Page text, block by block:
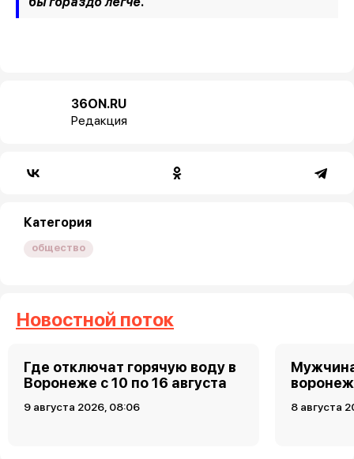
36ON.RU
Редакция
Категория
общество
Новостной поток
Где отключат горячую воду в
Воронеже с 10 по 16 августа
9 августа 2026, 08:06 8 августа